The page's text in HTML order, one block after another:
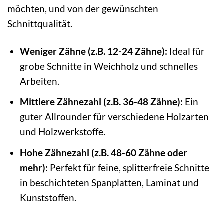
möchten, und von der gewünschten
Schnittqualität.
Weniger Zähne (z.B. 12-24 Zähne): Ideal für
grobe Schnitte in Weichholz und schnelles
Arbeiten.
Mittlere Zähnezahl (z.B. 36-48 Zähne): Ein
guter Allrounder für verschiedene Holzarten
und Holzwerkstoffe.
Hohe Zähnezahl (z.B. 48-60 Zähne oder
mehr): Perfekt für feine, splitterfreie Schnitte
in beschichteten Spanplatten, Laminat und
Kunststoffen.